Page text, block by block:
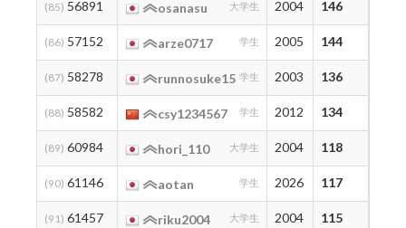
(85) 56891 osanasu 大学生 2004 146
(86) 57152 arze0717 学生 2005 144
(87) 58278 runnosuke15 学生 2003 136
(88) 58582 csy1234567 学生 2012 134
(89) 60984 hori_110 大学生 2004 118
(90) 61146 aotan 学生 2026 117
(91) 61457 riku2004 大学生 2004 115